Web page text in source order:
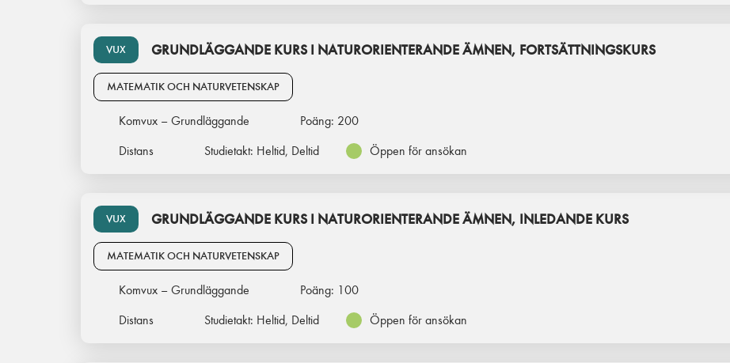
VUX GRUNDLÄGGANDE KURS I NATURORIENTERANDE ÄMNEN, FORTSÄTTNINGSKURS
MATEMATIK OCH NATURVETENSKAP
Komvux – Grundläggande Poäng: 200
Distans
Studietakt: Heltid, Deltid Öppen för ansökan
VUX GRUNDLÄGGANDE KURS I NATURORIENTERANDE ÄMNEN, INLEDANDE KURS
MATEMATIK OCH NATURVETENSKAP
Komvux – Grundläggande Poäng: 100
Distans
Studietakt: Heltid, Deltid Öppen för ansökan